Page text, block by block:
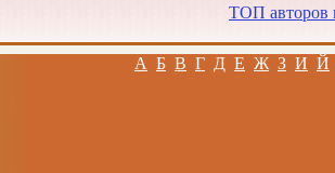
ТОП авторов
А Б В Г Д Е Ж З И Й